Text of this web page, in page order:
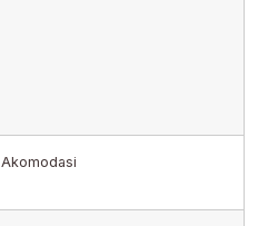
Akomodasi